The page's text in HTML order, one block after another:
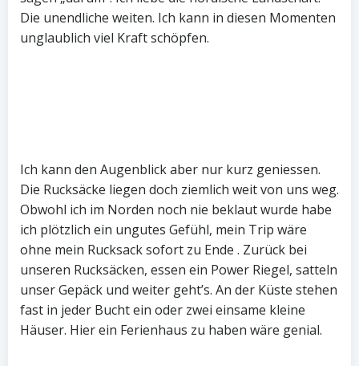
Die unendliche weiten. Ich kann in diesen Momenten
unglaublich viel Kraft schöpfen.
Ich kann den Augenblick aber nur kurz geniessen.
Die Rucksäcke liegen doch ziemlich weit von uns weg.
Obwohl ich im Norden noch nie beklaut wurde habe
ich plötzlich ein ungutes Gefühl, mein Trip wäre
ohne mein Rucksack sofort zu Ende . Zurück bei
unseren Rucksäcken, essen ein Power Riegel, satteln
unser Gepäck und weiter geht’s. An der Küste stehen
fast in jeder Bucht ein oder zwei einsame kleine
Häuser. Hier ein Ferienhaus zu haben wäre genial.